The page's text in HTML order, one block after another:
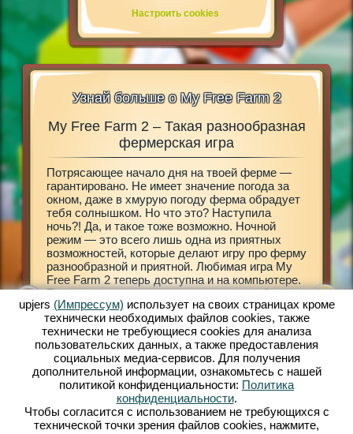
Настроить cookies
Узнай больше о My Free Farm 2
в мир
с
к
My Free Farm 2 – Такая разнообразная
фермерская игра
Потрясающее начало дня на твоей ферме —
гарантировано. Не имеет значение погода за
окном, даже в хмурую погоду ферма обрадует
тебя солнышком. Но что это? Наступила
ночь?! Да, и такое тоже возможно. Ночной
режим — это всего лишь одна из приятных
возможностей, которые делают игру про ферму
разнообразной и приятной. Любимая игра My
Free Farm 2 теперь доступна и на компьютере.
Теперь ты сможешь сам решать, что тебе
больше нравится: мобильная версия My Free
Farm 2 или браузерная игра. Заботься о
домашних животных, разводи их, обрабатывай
поля, собирай урожай, производи товары для
прибывающих клиентов. Зарегистрируйся уже
сейчас и играй бесплатно!
My
ферму
земле
твою
всему
upjers (Импрессум) использует на своих страницах кроме
технически необходимых файлов сookies, также
технически не требующиеся cookies для анализа
пользовательских данных, а также предоставления
социальных медиа-сервисов. Для получения
дополнительной информации, ознакомьтесь с нашей
политикой конфиденциальности: Политика
конфиденциальности.
Чтобы согласится с использованием не требующихся с
технической точки зрения файлов cookies, нажмите,